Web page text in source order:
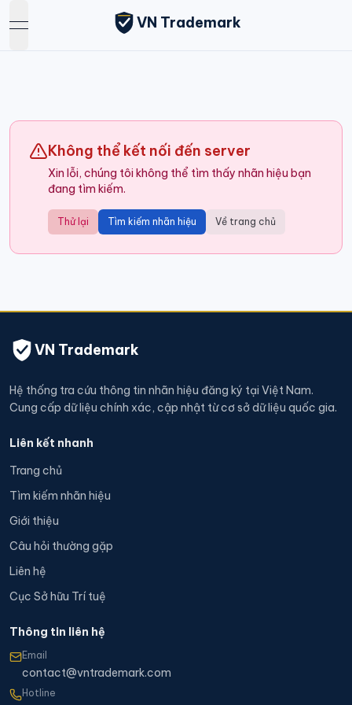
open navigation menu
VN Trademark
Không thể kết nối đến server
Xin lỗi, chúng tôi không thể tìm thấy nhãn hiệu bạn
đang tìm kiếm.
Thử lại Tìm kiếm nhãn hiệu Về trang chủ
VN Trademark
Hệ thống tra cứu thông tin nhãn hiệu đăng ký tại Việt Nam.
Cung cấp dữ liệu chính xác, cập nhật từ cơ sở dữ liệu quốc gia.
Liên kết nhanh
Trang chủ
Tìm kiếm nhãn hiệu
Giới thiệu
Câu hỏi thường gặp
Liên hệ
Cục Sở hữu Trí tuệ
Thông tin liên hệ
Email
contact@vntrademark.com
Hotline